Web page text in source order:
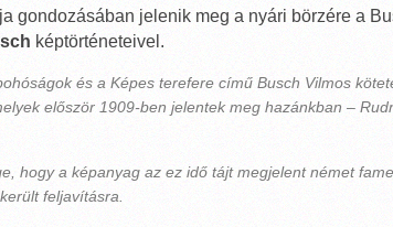
gondozásában jelenik meg a nyári börzére a
képtörténeteivel.
és a Képes terefere című Busch Vilmos
először 1909-ben jelentek meg hazánkban –
hogy a képanyag az ez idő tájt megjelent német
feljavításra.